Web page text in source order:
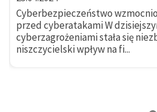
Cyberbezpieczeństwo
przed cyberatakami W
cyberzagrożeniami stała się
niszczycielski wpływ na fi...